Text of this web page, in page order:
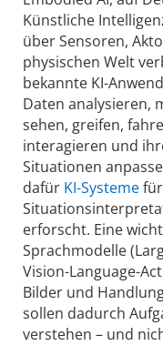
Künstliche
über Sensoren,
physischen Welt
bekannte KI-
Daten analysieren,
sehen, greifen,
interagieren und
Situationen
dafür KI-Systeme
erforscht. Eine
Sprachmodelle
Vision-Language-
Bilder und
sollen dadurch
verstehen – und